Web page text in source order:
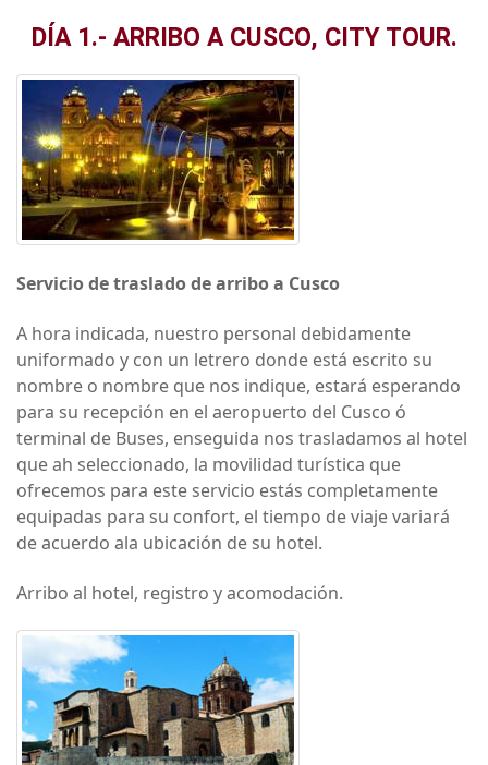
DÍA 1.- ARRIBO A CUSCO, CITY TOUR.
Servicio de traslado de arribo a Cusco
A hora indicada, nuestro personal debidamente
uniformado y con un letrero donde está escrito su
nombre o nombre que nos indique, estará esperando
para su recepción en el aeropuerto del Cusco ó
terminal de Buses, enseguida nos trasladamos al hotel
que ah seleccionado, la movilidad turística que
ofrecemos para este servicio estás completamente
equipadas para su confort, el tiempo de viaje variará
de acuerdo ala ubicación de su hotel.
Arribo al hotel, registro y acomodación.